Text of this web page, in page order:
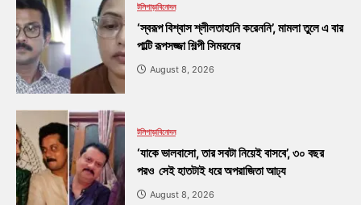
টলিপাড়াবিনোদন
‘স্বরূপ বিশ্বাস শ্লীলতাহানি করেননি’, মামলা তুলে এ বার
পাল্টি রূপসজ্জা শিল্পী সিমরনের
August 8, 2026
টলিপাড়াবিনোদন
‘যাকে ভালবাসো, তার সবটা নিয়েই বাসবে’, ৩০ বছর
পরও সেই হাতটাই ধরে অপরাজিতা আঢ্য
August 8, 2026